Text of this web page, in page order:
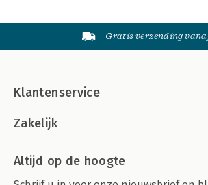
Gratis verzending
Klantenservice
Zakelijk
Altijd op de hoogte